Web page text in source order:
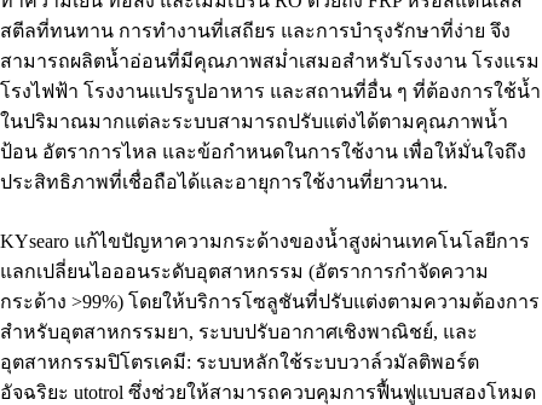
สตีลที่ทนทาน การทำงานที่เสถียร และการบำรุงรักษาที่ง่าย จึง
สามารถผลิตน้ำอ่อนที่มีคุณภาพสม่ำเสมอสำหรับโรงงาน โรงแรม
โรงไฟฟ้า โรงงานแปรรูปอาหาร และสถานที่อื่น ๆ ที่ต้องการใช้น้ำ
ในปริมาณมากแต่ละระบบสามารถปรับแต่งได้ตามคุณภาพน้ำ
ป้อน อัตราการไหล และข้อกำหนดในการใช้งาน เพื่อให้มั่นใจถึง
ประสิทธิภาพที่เชื่อถือได้และอายุการใช้งานที่ยาวนาน.
KYsearo แก้ไขปัญหาความกระด้างของน้ำสูงผ่านเทคโนโลยีการ
แลกเปลี่ยนไอออนระดับอุตสาหกรรม (อัตราการกำจัดความ
กระด้าง >99%) โดยให้บริการโซลูชันที่ปรับแต่งตามความต้องการ
สำหรับอุตสาหกรรมยา, ระบบปรับอากาศเชิงพาณิชย์, และ
อุตสาหกรรมปิโตรเคมี: ระบบหลักใช้ระบบวาล์วมัลติพอร์ต
อัจฉริยะ utotrol ซึ่งช่วยให้สามารถควบคุมการฟื้นฟูแบบสองโหมด